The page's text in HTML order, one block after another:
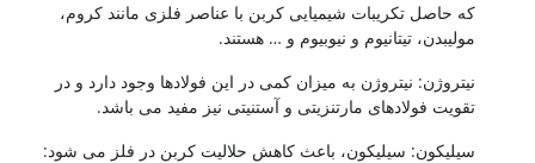
که حاصل تکریبات شیمیایی کربن با عناصر فلزی مانند کروم،
مولیبدن، تیتانیوم و نیوبیوم و … هستند.
نیتروژن: نیتروژن به میزان کمی در این فولادها وجود دارد و در
تقویت فولادهای مارتنزیتی و آستنیتی نیز مفید می باشد.
سیلیکون: سیلیکون، باعث کاهش حلالیت کربن در فلز می شود: